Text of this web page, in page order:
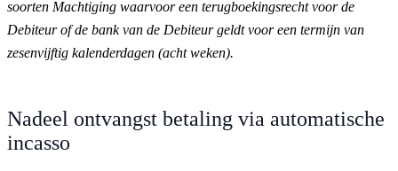
soorten Machtiging waarvoor een terugboekingsrecht voor de
Debiteur of de bank van de Debiteur geldt voor een termijn van
zesenvijftig kalenderdagen (acht weken).
Nadeel ontvangst betaling via automatische
incasso